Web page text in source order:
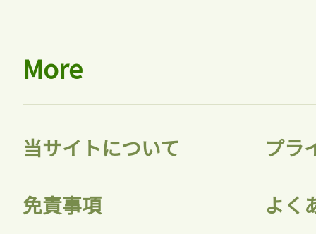
More
当サイトについて プラ
免責事項 よく